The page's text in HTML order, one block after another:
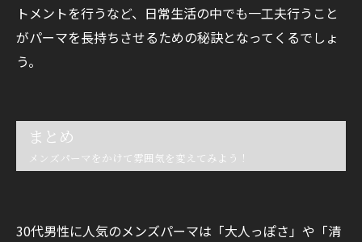
トメントを行うなど、日常生活の中でも一工夫行うこと
がパーマを長持ちさせるための秘訣となってくるでしょ
う。
まとめ
メンズパーマをかけて雰囲気を変えてみよう！
30代男性に人気のメンズパーマは「大人っぽさ」や「清